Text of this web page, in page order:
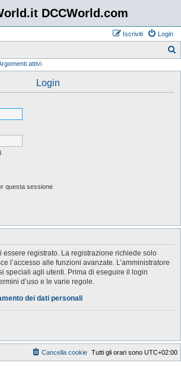
DCCWorld.com
Login
Iscriviti
attivi
Login
questa sessione
essere registrato. La registrazione richiede solo
l’accesso alle funzioni avanzate. L’amministratore
speciali agli utenti. Prima di eseguire il login
d’uso e le varie regole.
dei dati personali
Tutti gli orari sono UTC+02:00
Cancella cookie